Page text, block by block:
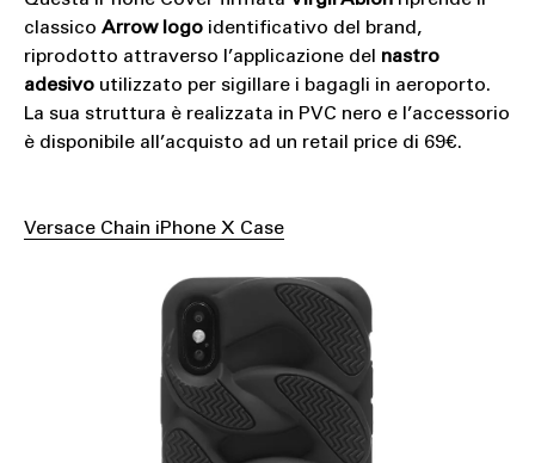
classico Arrow logoidentificativo del brand,
riprodotto attraverso l’applicazione del nastro
adesivoutilizzato per sigillare i bagagli in aeroporto.
La sua struttura è realizzata in PVC nero e l’accessorio
è disponibile all’acquisto ad un retail price di 69€.
Versace Chain iPhone X Case